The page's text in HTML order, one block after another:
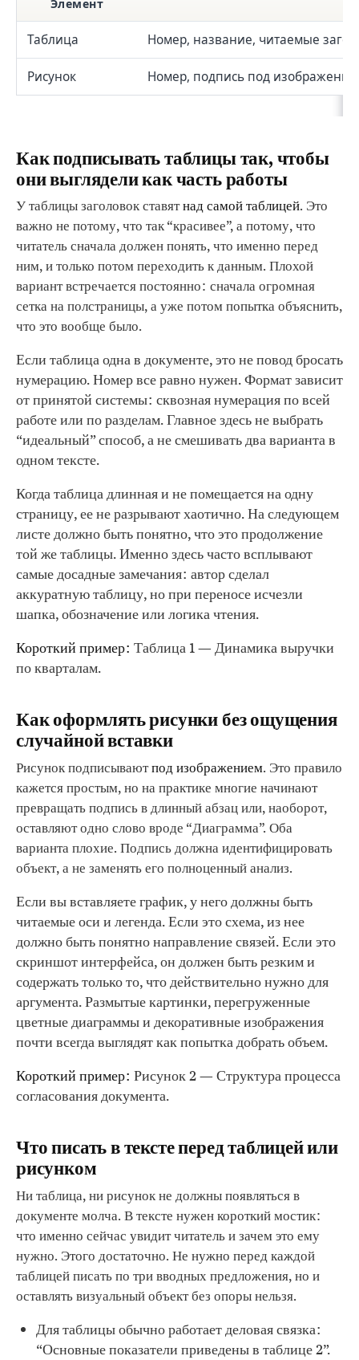
Элемент
Таблица Номер, название, читаемые
Рисунок Номер, подпись под
Как подписывать таблицы так, чтобы
они выглядели как часть работы
У таблицы заголовок ставятнад самой таблицей. Это
важно не потому, что так “красивее”, а потому, что
читатель сначала должен понять, что именно перед
ним, и только потом переходить к данным. Плохой
вариант встречается постоянно: сначала огромная
сетка на полстраницы, а уже потом попытка объяснить,
что это вообще было.
Если таблица одна в документе, это не повод бросать
нумерацию. Номер все равно нужен. Формат зависит
от принятой системы: сквозная нумерация по всей
работе или по разделам. Главное здесь не выбрать
“идеальный” способ, а не смешивать два варианта в
одном тексте.
Когда таблица длинная и не помещается на одну
страницу, ее не разрывают хаотично. На следующем
листе должно быть понятно, что это продолжение
той же таблицы. Именно здесь часто всплывают
самые досадные замечания: автор сделал
аккуратную таблицу, но при переносе исчезли
шапка, обозначение или логика чтения.
Короткий пример: Таблица 1 — Динамика выручки
по кварталам.
Как оформлять рисунки без ощущения
случайной вставки
Рисунок подписываютпод изображением. Это правило
кажется простым, но на практике многие начинают
превращать подпись в длинный абзац или, наоборот,
оставляют одно слово вроде “Диаграмма”. Оба
варианта плохие. Подпись должна идентифицировать
объект, а не заменять его полноценный анализ.
Если вы вставляете график, у него должны быть
читаемые оси и легенда. Если это схема, из нее
должно быть понятно направление связей. Если это
скриншот интерфейса, он должен быть резким и
содержать только то, что действительно нужно для
аргумента. Размытые картинки, перегруженные
цветные диаграммы и декоративные изображения
почти всегда выглядят как попытка добрать объем.
Короткий пример: Рисунок 2 — Структура процесса
согласования документа.
Что писать в тексте перед таблицей или
рисунком
Ни таблица, ни рисунок не должны появляться в
документе молча. В тексте нужен короткий мостик:
что именно сейчас увидит читатель и зачем это ему
нужно. Этого достаточно. Не нужно перед каждой
таблицей писать по три вводных предложения, но и
оставлять визуальный объект без опоры нельзя.
Для таблицы обычно работает деловая связка:
“Основные показатели приведены в таблице 2”.